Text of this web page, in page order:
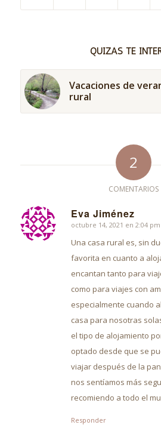
QUIZÁS TE
Vacaciones de
rural
2
COMENTARIOS
Eva Jiménez
Dice:
octubre 14, 2021 en 2:04 pm
Una casa rural es, sin
favorita en cuanto a
encantan tanto para
como para viajes con
especialmente cuando
casa para nosotras
el tipo de alojamiento
optado desde que se
viajar después de la
nos sentíamos más
recomiendo a todo el
Responder